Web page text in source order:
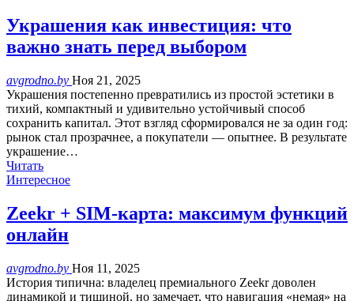
Украшения как инвестиция: что
важно знать перед выбором
avgrodno.by Ноя 21, 2025
Украшения постепенно превратились из простой эстетики в
тихий, компактный и удивительно устойчивый способ
сохранить капитал. Этот взгляд сформировался не за один год:
рынок стал прозрачнее, а покупатели — опытнее. В результате
украшение…
Читать
Интересное
Zeekr + SIM-карта: максимум функций
онлайн
avgrodno.by Ноя 11, 2025
История типична: владелец премиального Zeekr доволен
динамикой и тишиной, но замечает, что навигация «немая» на